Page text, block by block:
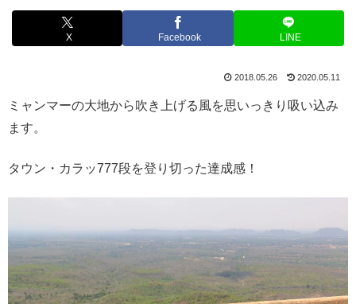
X Facebook LINE
2018.05.26 2020.05.11
ミャンマーの大地から吹き上げる風を思いっきり吸い込み
ます。
タウン・カラッ777段を登り切った達成感！